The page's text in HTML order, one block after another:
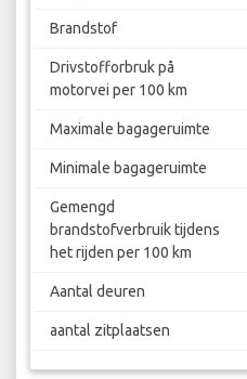
Brandstof
Drivstofforbruk på
motorvei per 100 km
Maximale bagageruimte
Minimale bagageruimte
Gemengd
brandstofverbruik tijdens
het rijden per 100 km
Aantal deuren
aantal zitplaatsen